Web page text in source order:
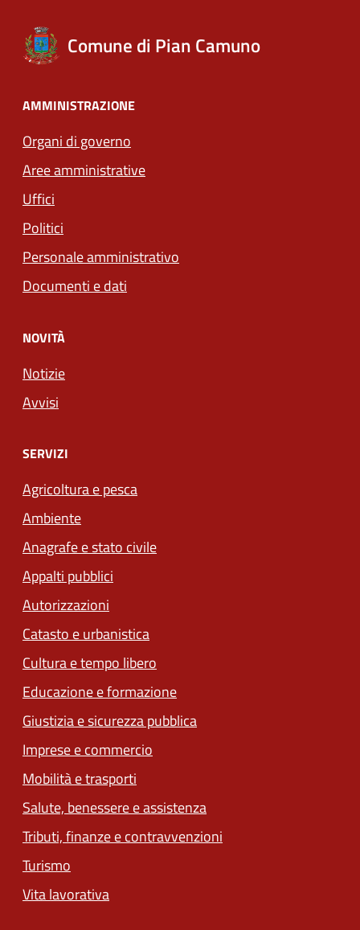
Comune di Pian Camuno
AMMINISTRAZIONE
Organi di governo
Aree amministrative
Uffici
Politici
Personale amministrativo
Documenti e dati
NOVITÀ
Notizie
Avvisi
SERVIZI
Agricoltura e pesca
Ambiente
Anagrafe e stato civile
Appalti pubblici
Autorizzazioni
Catasto e urbanistica
Cultura e tempo libero
Educazione e formazione
Giustizia e sicurezza pubblica
Imprese e commercio
Mobilità e trasporti
Salute, benessere e assistenza
Tributi, finanze e contravvenzioni
Turismo
Vita lavorativa